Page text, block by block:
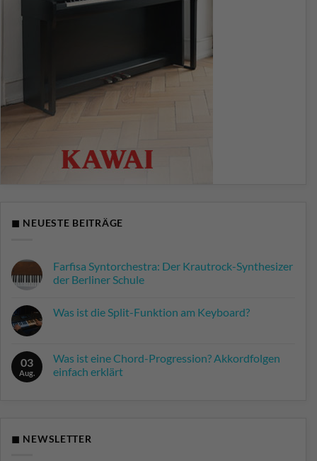
◼ NEUESTE BEITRÄGE
Farfisa Syntorchestra: Der Krautrock-Synthesizer
der Berliner Schule
zu
Synthesizer
der
Berliner
Was ist die Split-Funktion am Keyboard?
Was
ist
die
03
Aug.
Was ist eine Chord-Progression? Akkordfolgen
einfach erklärt
Chord-
◼ NEWSLETTER